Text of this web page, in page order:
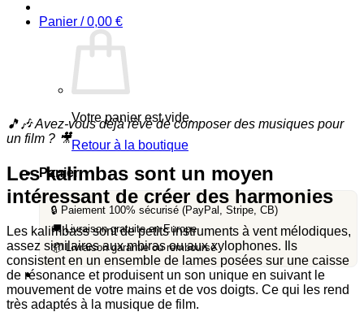
Panier /0,00 €
Votre panier est vide.
Retour à la boutique
Panier
🔒 Paiement 100% sécurisé (PayPal, Stripe, CB)
🚚 Livraison gratuite en Europe
📦 Livraison garantie ou remboursé
🎵🎶 Avez-vous déjà rêvé de composer des musiques pour
un film ? 🎥
Les kalimbas sont un moyen
intéressant de créer des harmonies
Les kalimbass sont de petits instruments à vent mélodiques,
assez similaires aux mbiras ou aux xylophones. Ils
consistent en un ensemble de lames posées sur une caisse
de résonance et produisent un son unique en suivant le
mouvement de votre mains et de vos doigts. Ce qui les rend
très adaptés à la musique de film.